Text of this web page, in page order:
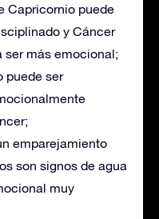
Capricornio puede
y Cáncer
ser más emocional;
puede ser
emparejamiento
son signos de agua
muy